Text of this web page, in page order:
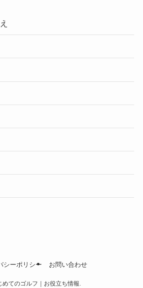
シーポリシー お問い合わせ
てのゴルフ｜お役立ち情報.